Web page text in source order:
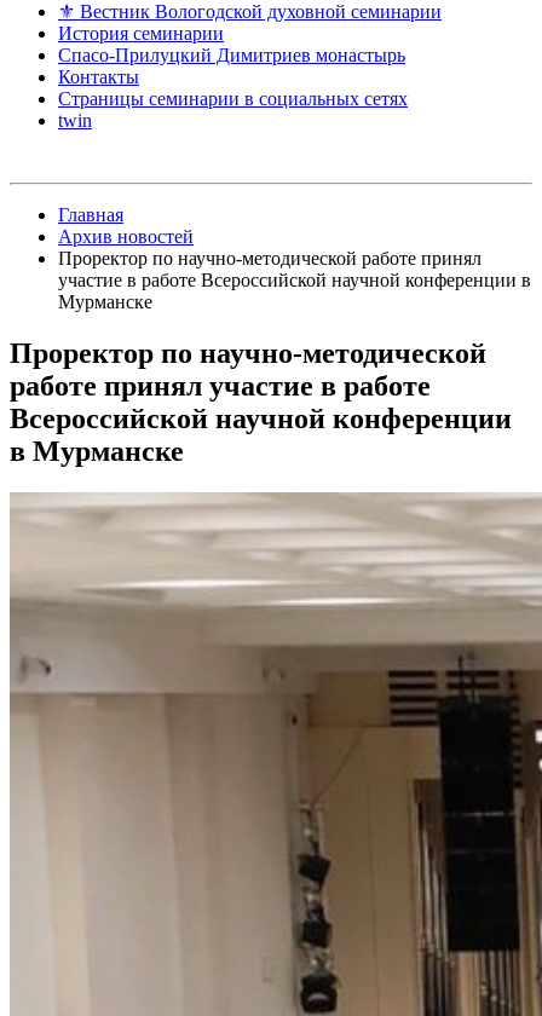
⚜ Вестник Вологодской духовной семинарии
История семинарии
Спасо-Прилуцкий Димитриев монастырь
Контакты
Страницы семинарии в социальных сетях
twin
Главная
Архив новостей
Проректор по научно-методической работе принял
участие в работе Всероссийской научной конференции в
Мурманске
Проректор по научно-методической
работе принял участие в работе
Всероссийской научной конференции
в Мурманске